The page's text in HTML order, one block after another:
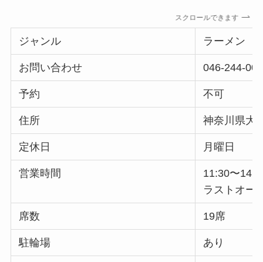
スクロールできます
ジャンル ラーメン
お問い合わせ 046-244-
予約 不可
住所 神奈川県大
定休日 月曜日
営業時間
11:30〜
ラストオー
席数 19席
駐輪場 あり